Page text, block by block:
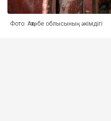
Фото: Ақтөбе облысының әкімдігі